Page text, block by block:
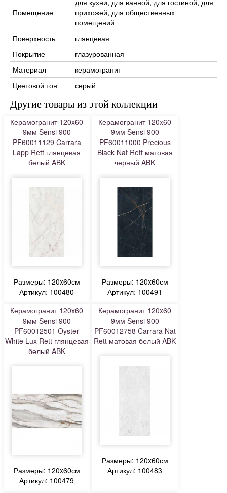
Помещение
для кухни, для ванной, для гостиной, для
прихожей, для общественных
помещений
Поверхность
глянцевая
Покрытие
глазурованная
Материал
керамогранит
Цветовой тон
серый
Другие товары из этой коллекции
Керамогранит 120x60
9мм Sensi 900
PF60011129 Carrara
Lapp Rett глянцевая
белый ABK
Размеры: 120x60см
Артикул: 100480
Керамогранит 120x60
9мм Sensi 900
PF60011000 Precious
Black Nat Rett матовая
черный ABK
Размеры: 120x60см
Артикул: 100491
Керамогранит 120x60
9мм Sensi 900
PF60012501 Oyster
White Lux Rett глянцевая
белый ABK
Размеры: 120x60см
Артикул: 100479
Керамогранит 120x60
9мм Sensi 900
PF60012758 Carrara Nat
Rett матовая белый ABK
Размеры: 120x60см
Артикул: 100483